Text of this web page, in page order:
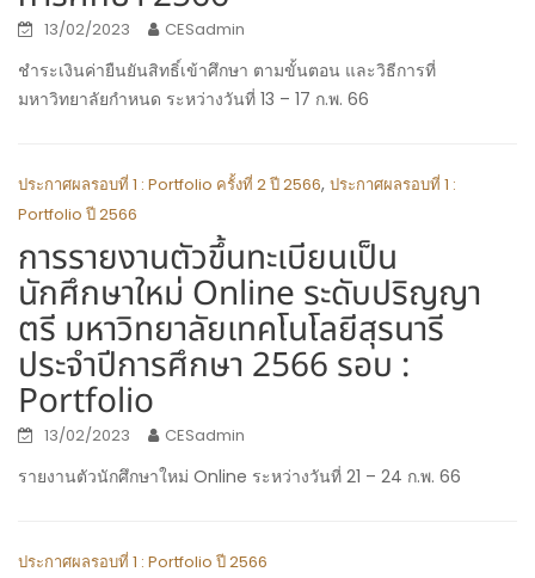
13/02/2023 CESadmin
ชำระเงินค่ายืนยันสิทธิ์เข้าศึกษา ตามขั้นตอน และวิธีการที่
มหาวิทยาลัยกำหนด ระหว่างวันที่ 13 – 17 ก.พ. 66
ประกาศผลรอบที่ 1 : Portfolio ครั้งที่ 2 ปี 2566, ประกาศผลรอบที่ 1 :
Portfolio ปี 2566
การรายงานตัวขึ้นทะเบียนเป็น
นักศึกษาใหม่ Online ระดับปริญญา
ตรี มหาวิทยาลัยเทคโนโลยีสุรนารี
ประจำปีการศึกษา 2566 รอบ :
Portfolio
13/02/2023 CESadmin
รายงานตัวนักศึกษาใหม่ Online ระหว่างวันที่ 21 – 24 ก.พ. 66
ประกาศผลรอบที่ 1 : Portfolio ปี 2566